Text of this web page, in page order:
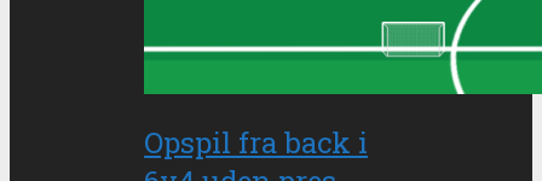
Opspil fra back i